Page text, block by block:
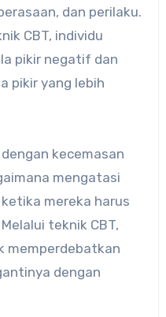
dan perilaku.
CBT, individu
pikir negatif dan
pikir yang lebih
kecemasan
mengatasi
mereka harus
teknik CBT,
memperdebatkan
dengan